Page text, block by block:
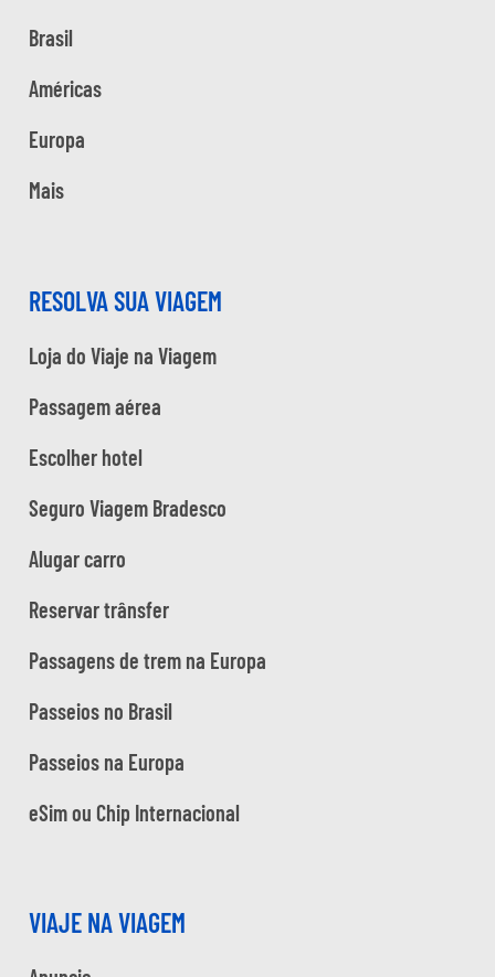
Brasil
Américas
Europa
Mais
RESOLVA SUA VIAGEM
Loja do Viaje na Viagem
Passagem aérea
Escolher hotel
Seguro Viagem Bradesco
Alugar carro
Reservar trânsfer
Passagens de trem na Europa
Passeios no Brasil
Passeios na Europa
eSim ou Chip Internacional
VIAJE NA VIAGEM